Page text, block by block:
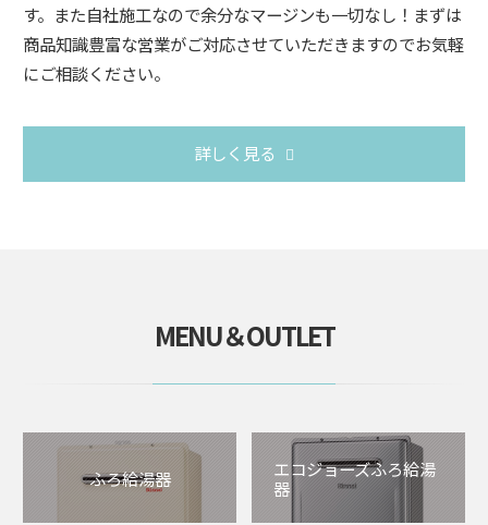
す。また自社施工なので余分なマージンも一切なし！まずは
商品知識豊富な営業がご対応させていただきますのでお気軽
にご相談ください。
詳しく見る
MENU＆OUTLET
ふろ給湯器
エコジョーズふろ給湯
器